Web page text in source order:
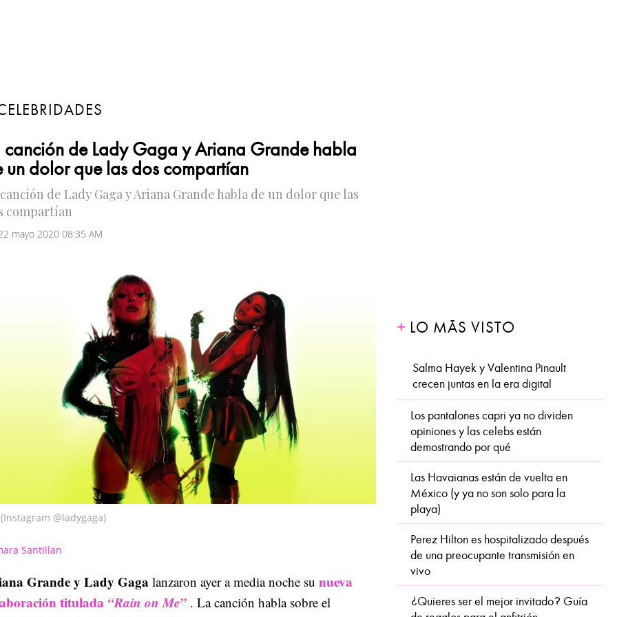
canción de Lady Gaga y Ariana Grande habla
un dolor que las dos compartían
de Lady Gaga y Ariana Grande habla de un dolor que las
compartían
mayo 2020 08:35 AM
(Instagram @ladygaga)
Santillan
Grande y Lady Gaga lanzaron ayer a media noche su nueva
titulada “Rain on Me” . La canción habla sobre el
LO MÁS VISTO
Salma Hayek y Valentina Pinault
crecen juntas en la era digital
Los pantalones capri ya no dividen
opiniones y las celebs están
demostrando por qué
Las Havaianas están de vuelta en
México (y ya no son solo para la
playa)
Perez Hilton es hospitalizado después
de una preocupante transmisión en
vivo
¿Quieres ser el mejor invitado? Guía